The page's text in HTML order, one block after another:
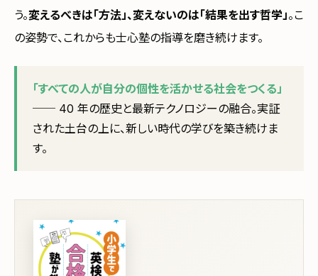
う。変えるべきは「方法」、変えないのは「結果を出す哲学」。こ
の姿勢で、これからも士心塾の指導を磨き続けます。
「すべての人が自分の個性を活かせる社会をつくる」
── 40 年の歴史と最新テクノロジーの融合。実証
された土台の上に、新しい時代の学びを築き続けま
す。